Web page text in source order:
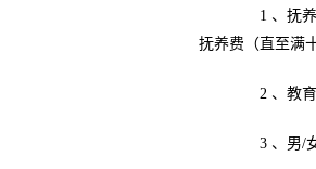
1 、抚养费
抚养费（直至满
2 、教育
3 、男/女